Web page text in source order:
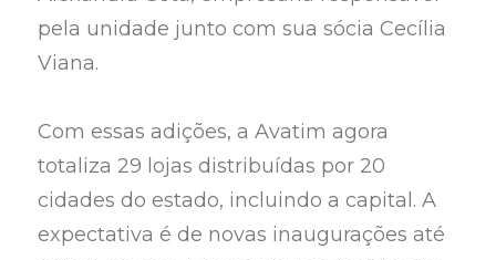
pela unidade junto com sua sócia Cecília
Viana.
Com essas adições, a Avatim agora
totaliza 29 lojas distribuídas por 20
cidades do estado, incluindo a capital. A
expectativa é de novas inaugurações até